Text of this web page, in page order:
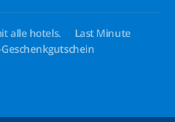
alle hotels.
Last Minute